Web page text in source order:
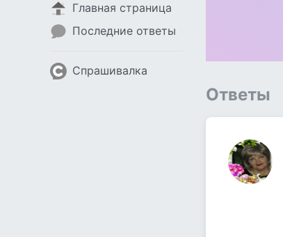
Главная страница
Последние ответы
Спрашивалка
Ответы